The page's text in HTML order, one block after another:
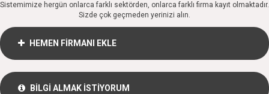
Sistemimize hergün onlarca farklı sektörden, onlarca farklı firma kayıt olmaktadır.
Sizde çok geçmeden yerinizi alın.
HEMEN FİRMANI EKLE
BİLGİ ALMAK İSTİYORUM